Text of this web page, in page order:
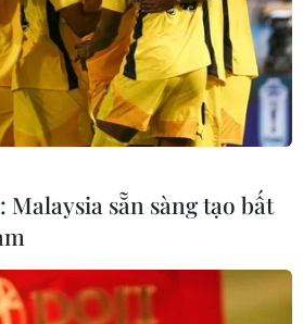
thang khi rủi ro
gia tăng
phiên giao
Malaysia sẵn sàng tạo bất